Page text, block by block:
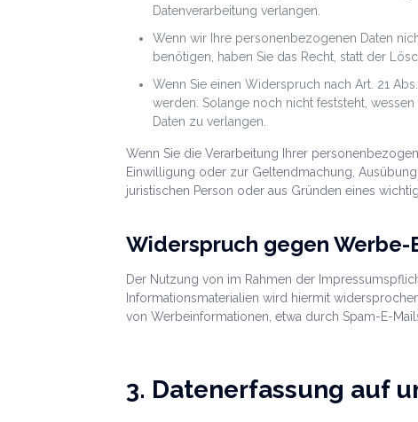
Datenverarbeitung verlangen.
Wenn wir Ihre personenbezogenen Daten
benötigen, haben Sie das Recht, statt der
Wenn Sie einen Widerspruch nach Art. 21
werden. Solange noch nicht feststeht,
Daten zu verlangen.
Wenn Sie die Verarbeitung Ihrer
Einwilligung oder zur Geltendmachung,
juristischen Person oder aus Gründen eines
Widerspruch gegen Werbe-
Der Nutzung von im Rahmen der
Informationsmaterialien wird hiermit
von Werbeinformationen, etwa durch Spam-E-
3. Datenerfassung auf